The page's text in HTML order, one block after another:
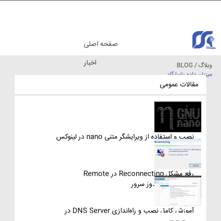
وبلاگ / BLOG
میزبان داده پاسارگاد
صفحه اصلی
اخبار
مقالات عمومی
نصب و استفاده از ویرایشگر متنی nano در لینوکس
رفع مشکل Reconnecting در Remote
Desktop ویندوز سرور
آموزش کامل نصب و راه‌اندازی DNS Server در